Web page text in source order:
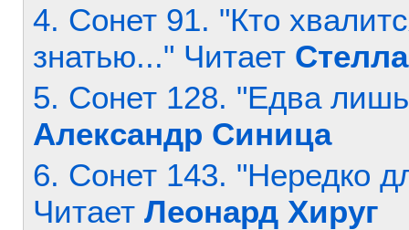
4. Сонет 91. "Кто
знатью..." Читает
5. Сонет 128. "Едва
Александр Синица
6. Сонет 143. "Нередко
Читает Леонард Хируг